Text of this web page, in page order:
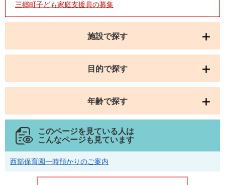
三郷町子ども家庭支援員の募集
施設で探す
目的で探す
年齢で探す
このページを見ている人は
こんなページも見ています
西部保育園一時預かりのご案内